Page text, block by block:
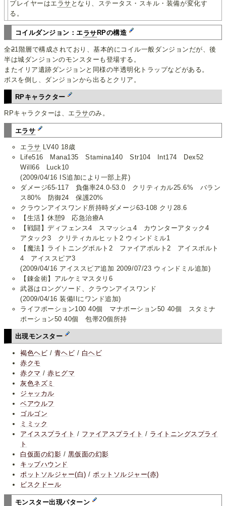
プレイヤーはエ ラサ となり、ステータス・スキル・装備が変化す
る。
コイルダンジョン：エラサ RPの構造
全21階層で構成されており、基本的にコイル一般ダンジョンだが、後
半は城ダンジョンのモンスターも登場する。
またイリア遺跡ダンジョンと同様の半透明化トラップなどがある。
ボスを倒し、ダンジョンから出るとクリア。
RPキャラクター
RPキャラクターは、エ ラサのみ。
エラサ
エ ラサ LV40 18歳
Life516 Mana135 Stamina140 Str104 Int174 Dex52
Will66 Luck10
(2009/04/16 IS追加により一部上昇)
ダメージ65-117 負傷率24.0-53.0 クリティカル25.6% バラン
ス80% 防御24 保護20%
クラウンアイスワンド所持時ダメージ63-108 クリ28.6
【生活】休憩9 応急治療A
【戦闘】ディフェンス4 スマッシュ4 カウンターアタック4
アタック3 クリティカルヒット2 ウィンドミル1
【魔法】ライトニングボルト2 ファイアボルト2 アイスボルト
4 アイススピア3
(2009/04/16 アイススピア追加 2009/07/23 ウィンドミル追加)
【錬金術】アルケミマスタリ6
武器はロングソード、クラウンアイスワンド
(2009/04/16 装備IIにワンド追加)
ライフポーション100 40個 マナポーション50 40個 スタミナ
ポーション50 40個 包帯20個所持
出現モンスター
褐色ヘビ / 青ヘビ / 白ヘビ
赤クモ
赤クマ /赤ヒグマ
灰色ネズミ
ジャッカル
ベアウルフ
ゴルゴン
ミミック
アイススプライト / ファイアスプライト / ライトニングスプライ
ト
白仮面の幻影 / 黒仮面の幻影
キップハウンド
ポットソルジャー(白) / ポットソルジャー(赤)
ビスクドール
モンスター出現パターン